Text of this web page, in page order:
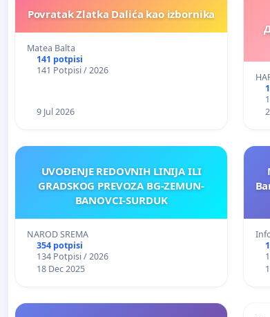
Povratak Zlatka Dalića kao izbornika
Matea Balta
141 potpisi
141 Potpisi / 2026
9 Jul 2026
UVOĐENJE REDOVNIH LINIJA ILI
GRADSKOG PREVOZA BG-ZEMUN-
BANOVCI-SURDUK
NAROD SREMA
354 potpisi
134 Potpisi / 2026
18 Dec 2025